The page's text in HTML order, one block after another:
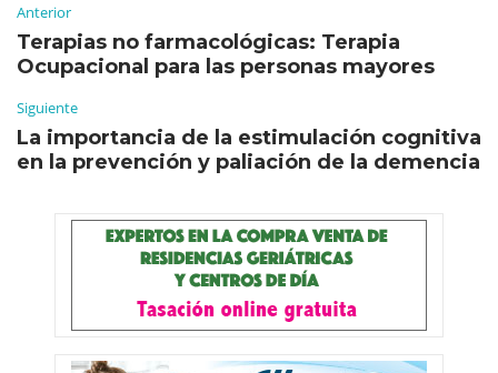
Anterior
Terapias no farmacológicas: Terapia
Ocupacional para las personas mayores
Siguiente
La importancia de la estimulación cognitiva
en la prevención y paliación de la demencia